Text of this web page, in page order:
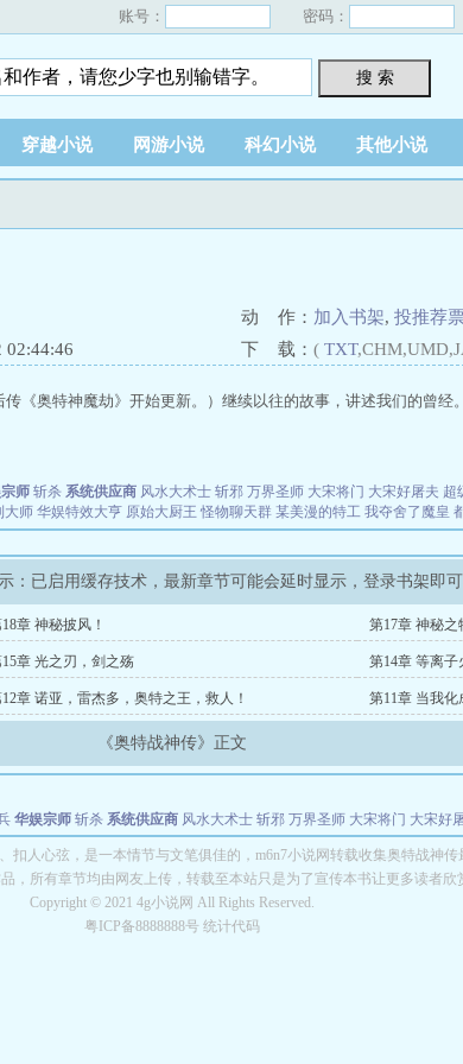
账号： 密码：
搜 索
穿越小说 网游小说 科幻小说 其他小说
动 作： 加入书架, 投推荐
02:44:46
下 载： ( TXT
传《奥特神魔劫》开始更新。）继续以往的故事，讲述我们的曾经
师 斩杀 系统供应商 风水大术士 斩邪 万界圣师 大宋将门 大宋好屠夫 超
大师 华娱特效大亨 原始大厨王 怪物聊天群 某美漫的特工 我夺舍了魔皇
示：已启用缓存技术，最新章节可能会延时显示，登录书架即可
章 神秘披风！ 第17章 神秘之
章 光之刃，剑之殇 第14章 等离
章 诺亚，雷杰多，奥特之王，救人！ 第11章 当我化
《奥特战神传》正文
华娱宗师 斩杀 系统供应商 风水大术士 斩邪 万界圣师 大宋将门 大宋好
全职武神 位面复制大师 华娱特效大亨 原始大厨王 怪物聊天群 某美漫的
长别打脸
扣人心弦，是一本情节与文笔俱佳的，m6n7小说网转载收集奥特战神传
，所有章节均由网友上传，转载至本站只是为了宣传本书让更多读者欣
Copyright © 2021 4g小说网 All Rights Reserved.
粤ICP备8888888号 统计代码